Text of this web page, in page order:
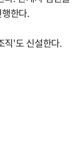
한다.
직'도 신설한다.